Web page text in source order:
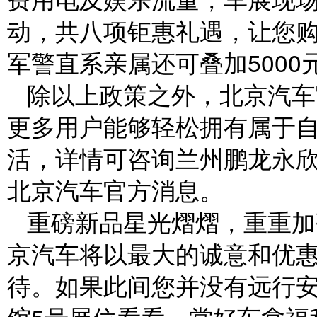
动，共八项钜惠礼遇，让您
军警直系亲属还可叠加5000
除以上政策之外，北京汽
更多用户能够轻松拥有属于
活，详情可咨询兰州鹏龙永
北京汽车官方消息。
重磅新品星光熠熠，重重
京汽车将以最大的诚意和优
待。如果此间您并没有远行